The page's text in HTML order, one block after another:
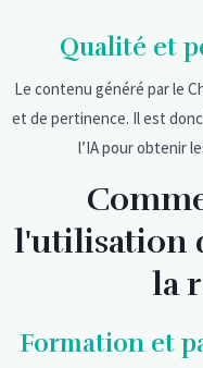
Qualité et
Le contenu généré par le
et de pertinence. Il est
l’IA pour obtenir
l'utilisation
la
Formation et